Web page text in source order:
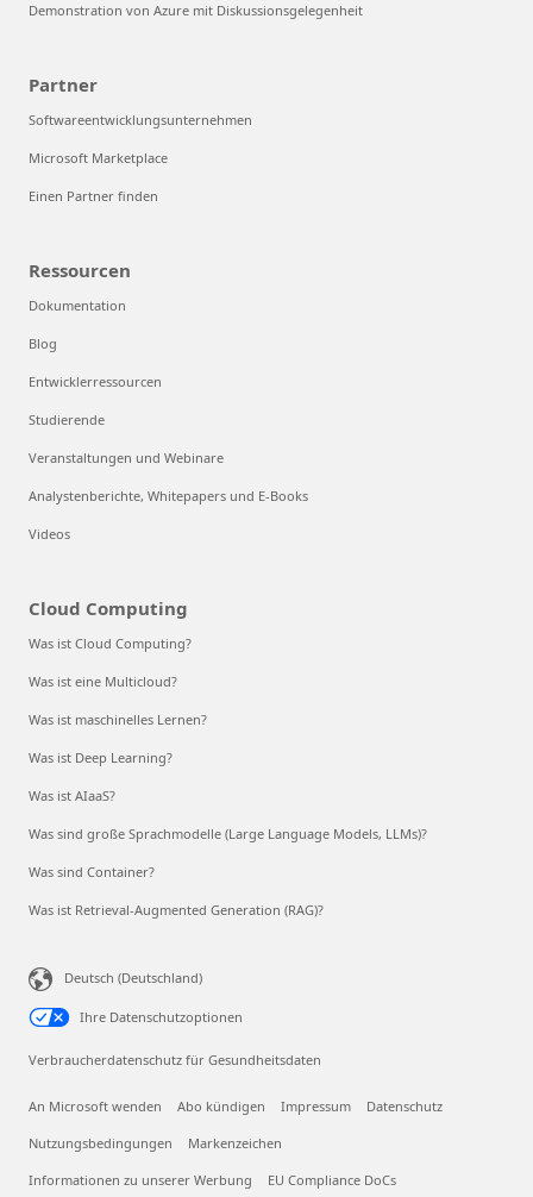
Demonstration von Azure mit Diskussionsgelegenheit
Partner
Softwareentwicklungsunternehmen
Microsoft Marketplace
Einen Partner finden
Ressourcen
Dokumentation
Blog
Entwicklerressourcen
Studierende
Veranstaltungen und Webinare
Analystenberichte, Whitepapers und E-Books
Videos
Cloud Computing
Was ist Cloud Computing?
Was ist eine Multicloud?
Was ist maschinelles Lernen?
Was ist Deep Learning?
Was ist AIaaS?
Was sind große Sprachmodelle (Large Language Models, LLMs)?
Was sind Container?
Was ist Retrieval-Augmented Generation (RAG)?
Deutsch (Deutschland)
Ihre Datenschutzoptionen
Verbraucherdatenschutz für Gesundheitsdaten
An Microsoft wenden Abo kündigen Impressum Datenschutz
Nutzungsbedingungen Markenzeichen
Informationen zu unserer Werbung EU Compliance DoCs